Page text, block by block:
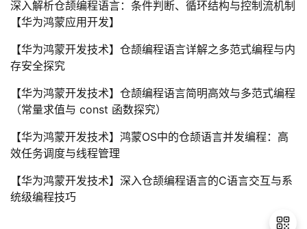
深入解析仓颉编程语言：条件判断、循环结构与控制流机制
【华为鸿蒙应用开发】
【华为鸿蒙开发技术】仓颉编程语言详解之多范式编程与内
存安全探究
【华为鸿蒙开发技术】仓颉编程语言简明高效与多范式编程
（常量求值与 const 函数探究）
【华为鸿蒙开发技术】鸿蒙OS中的仓颉语言并发编程：高
效任务调度与线程管理
【华为鸿蒙开发技术】深入仓颉编程语言的C语言交互与系
统级编程技巧